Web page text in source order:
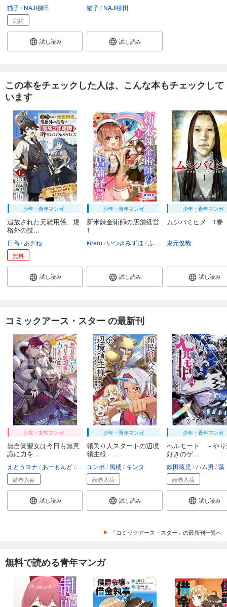
猫子 NAJI柳田
完結
試し読み
猫子 NAJI柳田
試し読み
この本をチェックした人は、こんな本もチェックして
います
少年・青年マンガ
追放された元雑用係、規
格外の技...
日高 あざね
無料
試し読み
少年・青年マンガ
新米錬金術師の店舗経営
1
kirero いつきみずほ ふーみ
試し読み
少年・青年マンガ
ムシバミヒメ 1巻
東元俊哉
試し読み
コミックアース・スター の最新刊
少女・女性マンガ
無自覚聖女は今日も無意
識に力を...
えとうヨナ あーもんど あんべよしろう
続巻入荷
試し読み
少年・青年マンガ
領民０人スタートの辺境
領主様 ...
ユンボ 風楼 キンタ
続巻入荷
試し読み
少年・青年マンガ
ヘルモード ～やり
好きのゲ...
鉄田猿児 ハム男 藻
続巻入荷
試し読み
「コミックアース・スター」の最新刊一覧へ
無料で読める青年マンガ